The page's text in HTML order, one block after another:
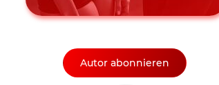
Autor abonnieren